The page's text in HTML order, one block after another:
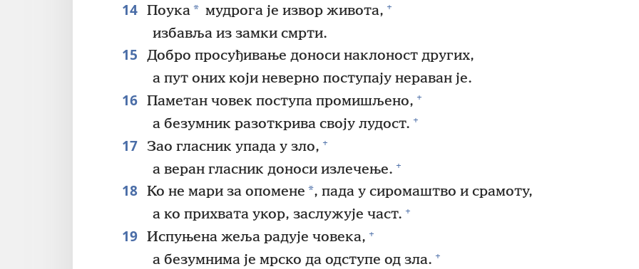
14 Поука* мудрога је извор живота, +
избавља из замки смрти.
15
Добро просуђивање доноси наклоност других,
а пут оних који неверно поступају нераван је.
16 Паметан човек поступа промишљено, +
а безумник разоткрива своју лудост. +
17 Зао гласник упада у зло, +
а веран гласник доноси излечење. +
18 Ко не мари за опомене *, пада у сиромаштво и срамоту,
а ко прихвата укор, заслужује част. +
19 Испуњена жеља радује човека, +
а безумнима је мрско да одступе од зла. +